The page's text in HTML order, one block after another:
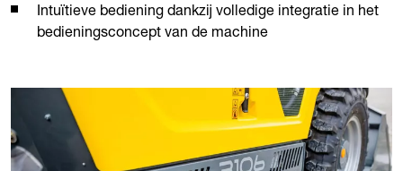
Intuïtieve bediening dankzij volledige integratie in het
bedieningsconcept van de machine